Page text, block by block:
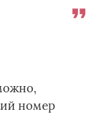
номер